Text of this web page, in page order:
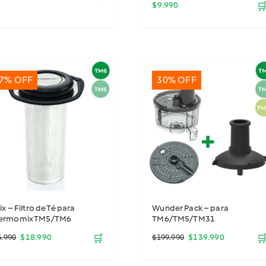
$214.990.$149.990.
$9.990 🛒
OFF
– Filtro de Té para
TM5/TM6
El
$18.990El 🛒
30% OFF
Wunder Pack – para
TM6/TM5/TM31
$199.990 El
$139.990El 🛒